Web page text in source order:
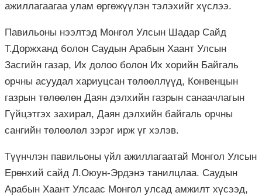
ажиллагаагаа улам өргөжүүлэн тэлэхийг хүслээ.
Павильоны нээлтэд Монгол Улсын Шадар Сайд
Т.Доржханд болон Саудын Арабын Хаант Улсын
Засгийн газар, Их долоо болон Их хорийн Байгаль
орчны асуудал хариуцсан төлөөллүүд, Конвенцын
газрын төлөөлөн Даян дэлхийн газрын санаачлагын
Гүйцэтгэх захирал, Даян дэлхийн байгаль орчны
сангийн төлөөлөл зэрэг ирж үг хэлэв.
Түүнчлэн павильоны үйл ажиллагаатай Монгол Улсын
Ерөнхий сайд Л.Оюун-Эрдэнэ танилцлаа. Саудын
Арабын Хаант Улсаас Монгол улсад амжилт хүсээд,